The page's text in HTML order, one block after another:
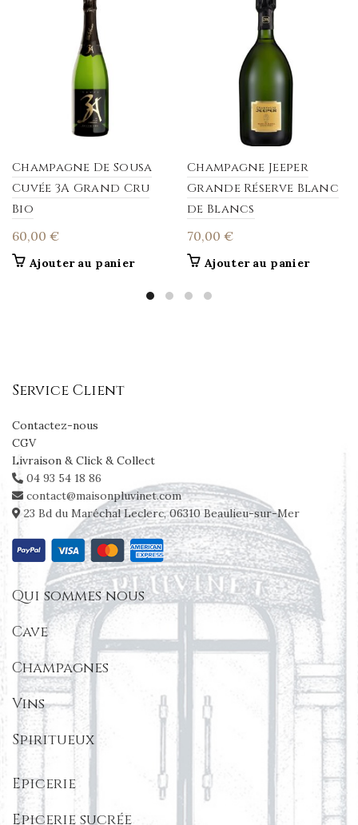
Champagne De Sousa
Cuvée 3A Grand Cru
Bio
60,00 €
Ajouter au panier
Champagne Jeeper
Grande Réserve Blanc
de Blancs
70,00 €
Ajouter au panier
Service Client
Contactez-nous
CGV
Livraison & Click & Collect
04 93 54 18 86
contact@maisonpluvinet.com
23 Bd du Maréchal Leclerc, 06310 Beaulieu-sur-Mer
Qui sommes nous
Cave
Champagnes
Vins
Spiritueux
Epicerie
Epicerie sucrée